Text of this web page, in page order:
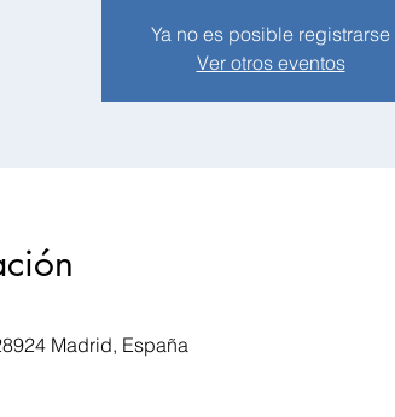
Ya no es posible registrarse
Ver otros eventos
Madrid, España